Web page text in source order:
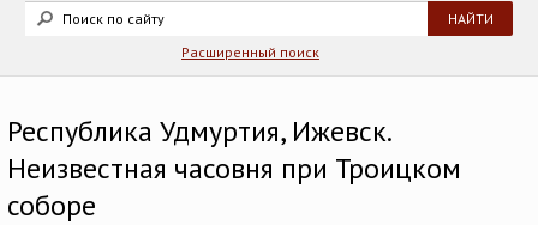
Расширенный поиск
Республика Удмуртия, Ижевск.
Неизвестная часовня при Троицком
соборе